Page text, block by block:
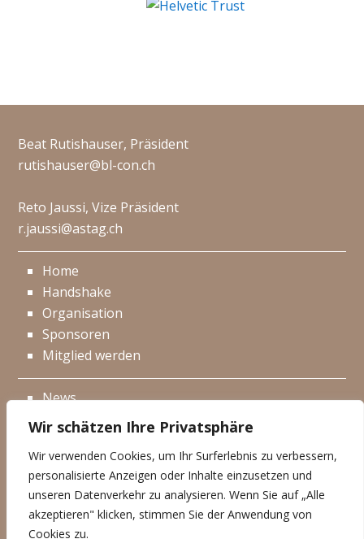
Wir schätzen Ihre Privatsphäre
Wir verwenden Cookies, um Ihr Surferlebnis zu verbessern,
personalisierte Anzeigen oder Inhalte einzusetzen und
unseren Datenverkehr zu analysieren. Wenn Sie auf „Alle
akzeptieren" klicken, stimmen Sie der Anwendung von
Cookies zu.
Beat Rutishauser, Präsident
rutishauser@bl-con.ch
Reto Jaussi, Vize Präsident
r.jaussi@astag.ch
Home
Handshake
Organisation
Sponsoren
Mitglied werden
News
Events
Kontakt
Impressum
Datenschutzerklärung